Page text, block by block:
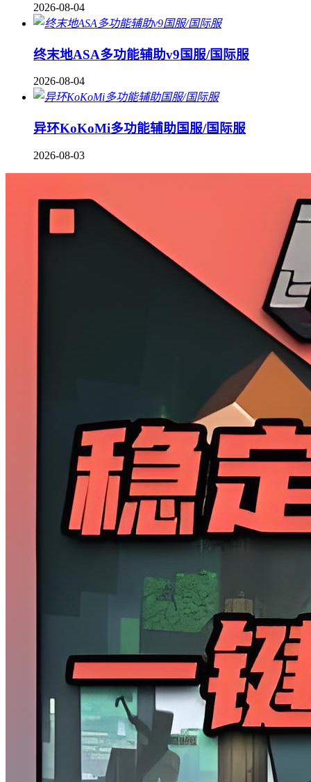
2026-08-04
终末地ASA多功能辅助v9国服/国际服
2026-08-04
异环KoKoMi多功能辅助国服/国际服
2026-08-03